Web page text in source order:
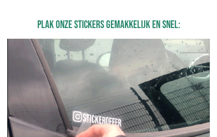
n
e
plak onze stickers gemakkelijk en snel: